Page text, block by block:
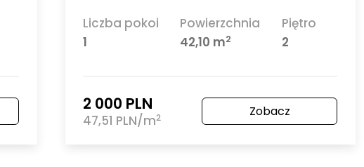
Liczba pokoi
1
Powierzchnia
42,10 m2
Piętro
2
2 000 PLN
47,51 PLN/m2 Zobacz